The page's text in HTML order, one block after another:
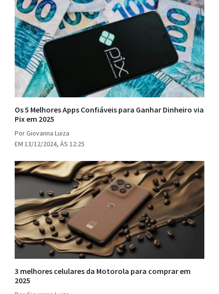
Os 5 Melhores Apps Confiáveis para Ganhar Dinheiro via
Pix em 2025
Por Giovanna Luiza
EM 13/12/2024, ÀS 12:25
3 melhores celulares da Motorola para comprar em
2025